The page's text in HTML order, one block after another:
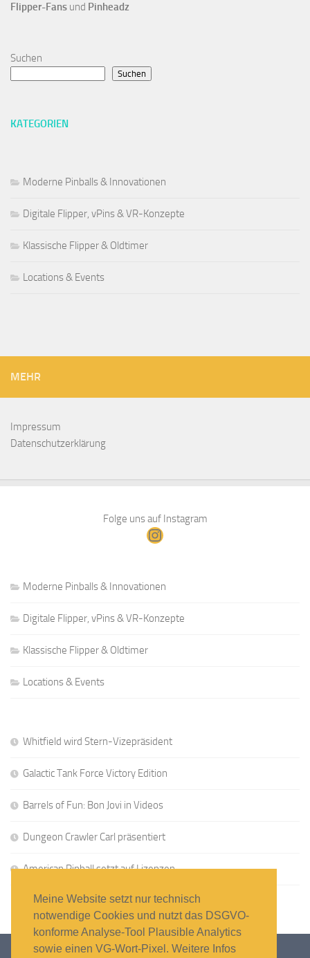
Flipper-Fans und Pinheadz
Suchen
Suchen
KATEGORIEN
Moderne Pinballs & Innovationen
Digitale Flipper, vPins & VR-Konzepte
Klassische Flipper & Oldtimer
Locations & Events
MEHR
Impressum
Datenschutzerklärung
Folge uns auf Instagram
Instagram
Moderne Pinballs & Innovationen
Digitale Flipper, vPins & VR-Konzepte
Klassische Flipper & Oldtimer
Locations & Events
Whitfield wird Stern-Vizepräsident
Galactic Tank Force Victory Edition
Barrels of Fun: Bon Jovi in Videos
Dungeon Crawler Carl präsentiert
American Pinball setzt auf Lizenzen
Meine Website setzt nur technisch
notwendige Cookies und nutzt das DSGVO-
konforme Analyse-Tool Plausible Analytics
sowie einen VG-Wort-Pixel. Weitere Infos